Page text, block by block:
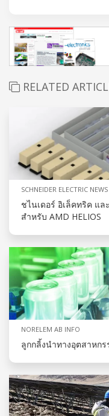
RELATED
SCHNEIDER ELECTRIC NEWS
ชไนเดอร์ อิเล็คทริค แล
สำหรับ AMD HELIOS
NORELEM AB INFO
ลูกกลิ้งนำทางอุตสาหก